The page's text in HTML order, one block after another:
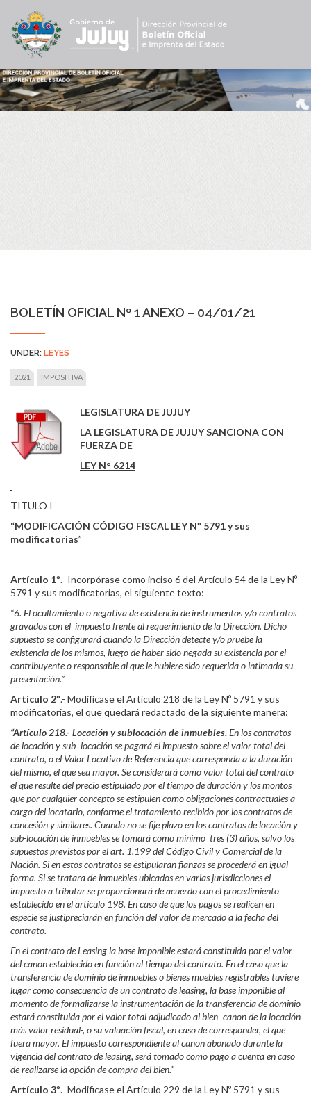
BOLETÍN OFICIAL Nº 1 ANEXO – 04/01/21
UNDER: LEYES
2021 IMPOSITIVA
LEGISLATURA DE JUJUY
LA LEGISLATURA DE JUJUY SANCIONA CON
FUERZA DE
LEY N° 6214
TITULO I
“MODIFICACIÓN CÓDIGO FISCAL LEY Nº 5791 y sus
modificatorias”
Artículo 1º.- Incorpórase como inciso 6 del Artículo 54 de la Ley Nº
5791 y sus modificatorias, el siguiente texto:
“6. El ocultamiento o negativa de existencia de instrumentos y/o contratos
gravados con el impuesto frente al requerimiento de la Dirección. Dicho
supuesto se configurará cuando la Dirección detecte y/o pruebe la
existencia de los mismos, luego de haber sido negada su existencia por el
contribuyente o responsable al que le hubiere sido requerida o intimada su
presentación.”
Artículo 2º.- Modifícase el Artículo 218 de la Ley Nº 5791 y sus
modificatorias, el que quedará redactado de la siguiente manera:
“Artículo 218.- Locación y sublocación de inmuebles.En los contratos
de locación y sub- locación se pagará el impuesto sobre el valor total del
contrato, o el Valor Locativo de Referencia que corresponda a la duración
del mismo, el que sea mayor. Se considerará como valor total del contrato
el que resulte del precio estipulado por el tiempo de duración y los montos
que por cualquier concepto se estipulen como obligaciones contractuales a
cargo del locatario, conforme el tratamiento recibido por los contratos de
concesión y similares. Cuando no se fije plazo en los contratos de locación y
sub-locación de inmuebles se tomará como mínimo tres (3) años, salvo los
supuestos previstos por el art. 1.199 del Código Civil y Comercial de la
Nación. Si en estos contratos se estipularan fianzas se procederá en igual
forma. Si se tratara de inmuebles ubicados en varias jurisdicciones el
impuesto a tributar se proporcionará de acuerdo con el procedimiento
establecido en el artículo 198. En caso de que los pagos se realicen en
especie se justipreciarán en función del valor de mercado a la fecha del
contrato.
En el contrato de Leasing la base imponible estará constituida por el valor
del canon establecido en función al tiempo del contrato. En el caso que la
transferencia de dominio de inmuebles o bienes muebles registrables tuviere
lugar como consecuencia de un contrato de leasing, la base imponible al
momento de formalizarse la instrumentación de la transferencia de dominio
estará constituida por el valor total adjudicado al bien -canon de la locación
más valor residual-, o su valuación fiscal, en caso de corresponder, el que
fuera mayor. El impuesto correspondiente al canon abonado durante la
vigencia del contrato de leasing, será tomado como pago a cuenta en caso
de realizarse la opción de compra del bien.”
Artículo 3º.- Modificase el Artículo 229 de la Ley Nº 5791 y sus